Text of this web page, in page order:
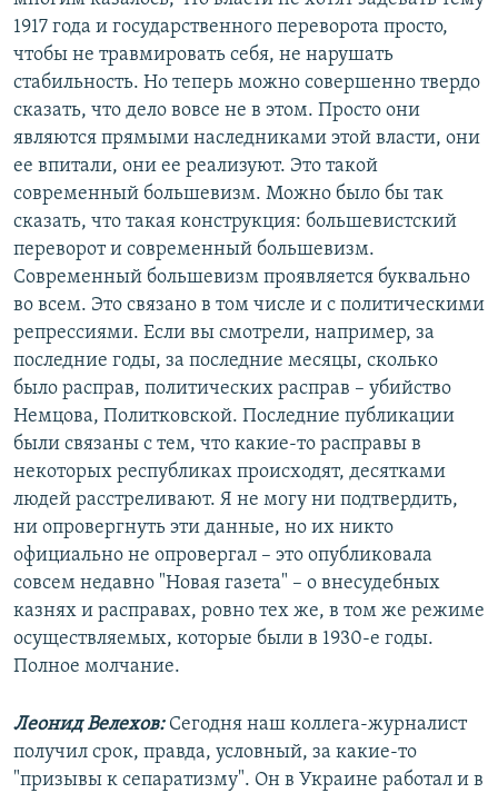
1917 года и государственного переворота просто,
чтобы не травмировать себя, не нарушать
стабильность. Но теперь можно совершенно твердо
сказать, что дело вовсе не в этом. Просто они
являются прямыми наследниками этой власти, они
ее впитали, они ее реализуют. Это такой
современный большевизм. Можно было бы так
сказать, что такая конструкция: большевистский
переворот и современный большевизм.
Современный большевизм проявляется буквально
во всем. Это связано в том числе и с политическими
репрессиями. Если вы смотрели, например, за
последние годы, за последние месяцы, сколько
было расправ, политических расправ – убийство
Немцова, Политковской. Последние публикации
были связаны с тем, что какие-то расправы в
некоторых республиках происходят, десятками
людей расстреливают. Я не могу ни подтвердить,
ни опровергнуть эти данные, но их никто
официально не опровергал – это опубликовала
совсем недавно "Новая газета" – о внесудебных
казнях и расправах, ровно тех же, в том же режиме
осуществляемых, которые были в 1930-е годы.
Полное молчание.
Леонид Велехов:Сегодня наш коллега-журналист
получил срок, правда, условный, за какие-то
"призывы к сепаратизму". Он в Украине работал и в